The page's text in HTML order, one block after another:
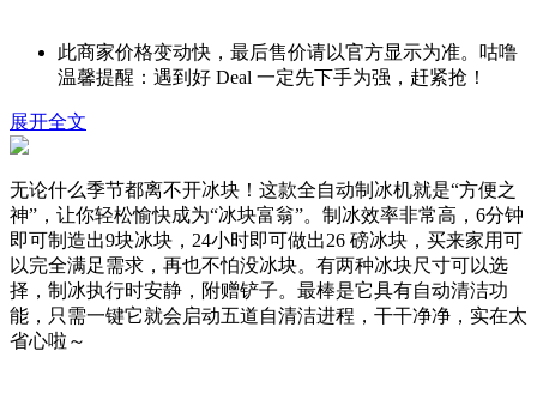
此商家价格变动快，最后售价请以官方显示为准。咕噜
温馨提醒：遇到好 Deal 一定先下手为强，赶紧抢！
展开全文
无论什么季节都离不开冰块！这款全自动制冰机就是“方便之
神”，让你轻松愉快成为“冰块富翁”。制冰效率非常高，6分钟
即可制造出9块冰块，24小时即可做出26 磅冰块，买来家用可
以完全满足需求，再也不怕没冰块。有两种冰块尺寸可以选
择，制冰执行时安静，附赠铲子。最棒是它具有自动清洁功
能，只需一键它就会启动五道自清洁进程，干干净净，实在太
省心啦～